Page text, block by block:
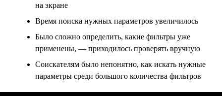
на экране
Время поиска нужных параметров увеличилось
Было сложно определить, какие фильтры уже
применены, — приходилось проверять вручную
Соискателям было непонятно, как искать нужные
параметры среди большого количества фильтров